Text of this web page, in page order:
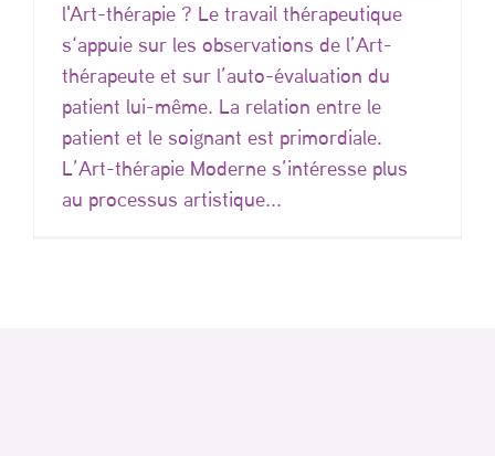
l'Art-thérapie ? Le travail thérapeutique
s‘appuie sur les observations de l’Art-
thérapeute et sur l’auto-évaluation du
patient lui-même. La relation entre le
patient et le soignant est primordiale.
L’Art-thérapie Moderne s’intéresse plus
au processus artistique...